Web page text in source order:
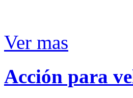
Ver mas
Acción para